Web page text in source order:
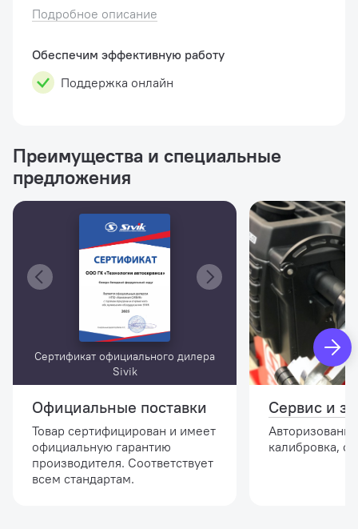
Подробное описание
Обеспечим эффективную работу
Поддержка онлайн
Преимущества и специальные
предложения
Сертификат официального дилера
Sivik
Официальные поставки
Товар сертифицирован и имеет
официальную гарантию
производителя. Соответствует
всем стандартам.
Сервис и
калибровка,